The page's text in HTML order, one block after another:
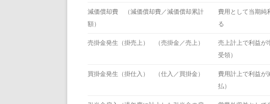
減価償却費 （減価償却費／減価償却累計
額）
費用として当期純
る
売掛金発生（掛売上） （売掛金／売上）
売上計上で利益が
受領）
買掛金発生（掛仕入） （仕入／買掛金）
費用計上で利益が
払）